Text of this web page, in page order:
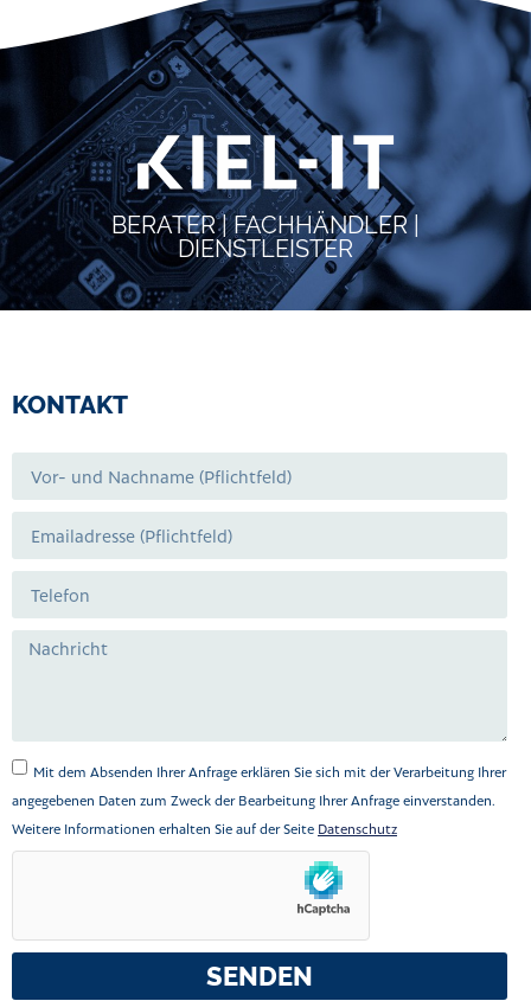
BERATER | FACHHÄNDLER |
DIENSTLEISTER
KONTAKT
Mit dem Absenden Ihrer Anfrage erklären Sie sich mit der Verarbeitung Ihrer
angegebenen Daten zum Zweck der Bearbeitung Ihrer Anfrage einverstanden.
Weitere Informationen erhalten Sie auf der Seite Datenschutz
SENDEN